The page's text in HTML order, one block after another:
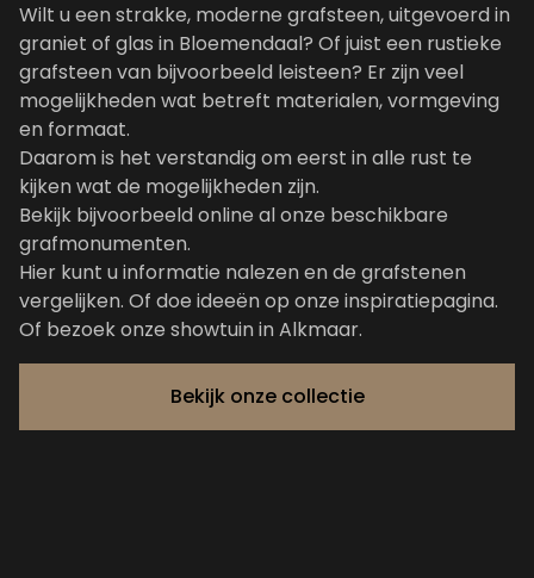
Wilt u een strakke, moderne grafsteen, uitgevoerd in
graniet of glas in Bloemendaal? Of juist een rustieke
grafsteen van bijvoorbeeld leisteen? Er zijn veel
mogelijkheden wat betreft materialen, vormgeving
en formaat.
Daarom is het verstandig om eerst in alle rust te
kijken wat de mogelijkheden zijn.
Bekijk bijvoorbeeld online al onze beschikbare
grafmonumenten.
Hier kunt u informatie nalezen en de grafstenen
vergelijken. Of doe ideeën op onze inspiratiepagina.
Of bezoek onze showtuin in Alkmaar.
Bekijk onze collectie